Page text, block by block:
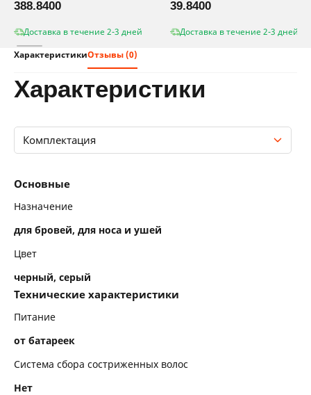
388.8400
Доставка в течение 2-3 дней
39.8400
Доставка в течение 2-3 дней
ХарактеристикиОтзывы (0)
характеристики
Комплектация
Технические характеристики
Комплектация
Основные
Назначение
для бровей, для носа и ушей
Цвет
черный, серый
Технические характеристики
Питание
от батареек
Система сбора состриженных волос
Нет